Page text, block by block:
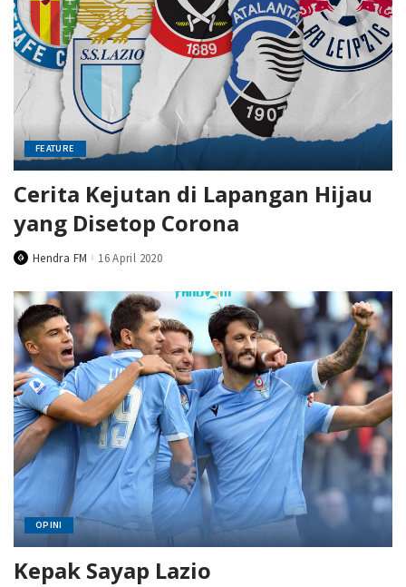
FEATURE
Cerita Kejutan di Lapangan Hijau
yang Disetop Corona
PostedHendra FM 16 April 2020
OPINI
Kepak Sayap Lazio